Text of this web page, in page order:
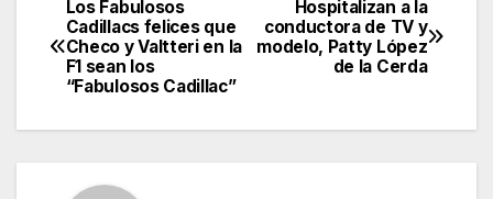
Navegación
de
Hospitalizan a la
conductora de TV y
modelo, Patty López
de la Cerda
Los Fabulosos
Cadillacs felices que
Checo y Valtteri en la
F1 sean los
“Fabulosos Cadillac”